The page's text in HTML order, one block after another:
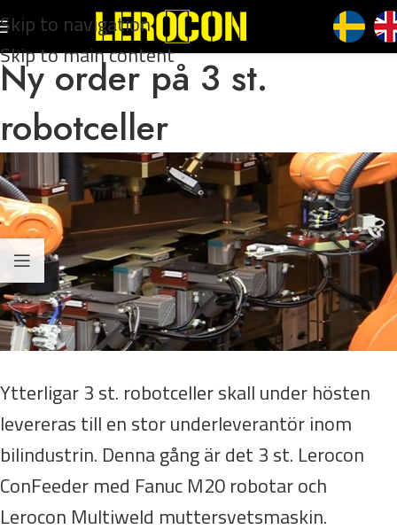
Skip to navigation
Skip to main content
Ny order på 3 st.
robotceller
Ytterligar 3 st. robotceller skall under hösten
levereras till en stor underleverantör inom
bilindustrin. Denna gång är det 3 st. Lerocon
ConFeeder med Fanuc M20 robotar och
Lerocon Multiweld muttersvetsmaskin.